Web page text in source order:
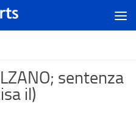
sentenza
il)